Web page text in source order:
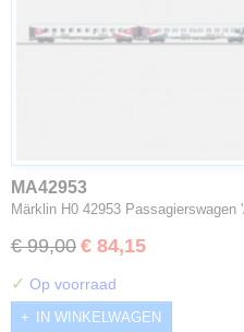
MA42953
Märklin H0 42953 Passagierswagen
€ 99,00 € 84,15
✓ Op voorraad
IN WINKELWAGEN